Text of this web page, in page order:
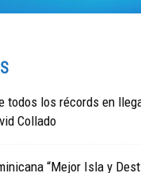
todos los récords en
Collado
“Mejor Isla y